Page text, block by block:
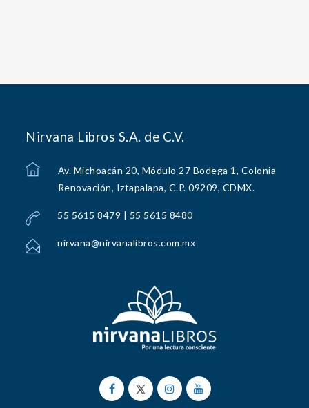
Nirvana Libros S.A. de C.V.
Av. Michoacán 20, Módulo 27 Bodega 1, Colonia
Renovación, Iztapalapa, C.P. 09209, CDMX.
55 5615 8479 | 55 5615 8480
nirvana@nirvanalibros.com.mx